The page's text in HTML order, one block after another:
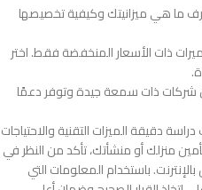
ما هي ميزانيتك وكيفية تخصيصها
ذات الأسعار المنخفضة فقط. اختر
شركات ذات سمعة جيدة وتوفر دعمًا
دقيقة الميزات التقنية والاحتياجات
منزلك أو منشأتك، تأكد من النظر في
بالإنترنت. باستخدام المعلومات التي